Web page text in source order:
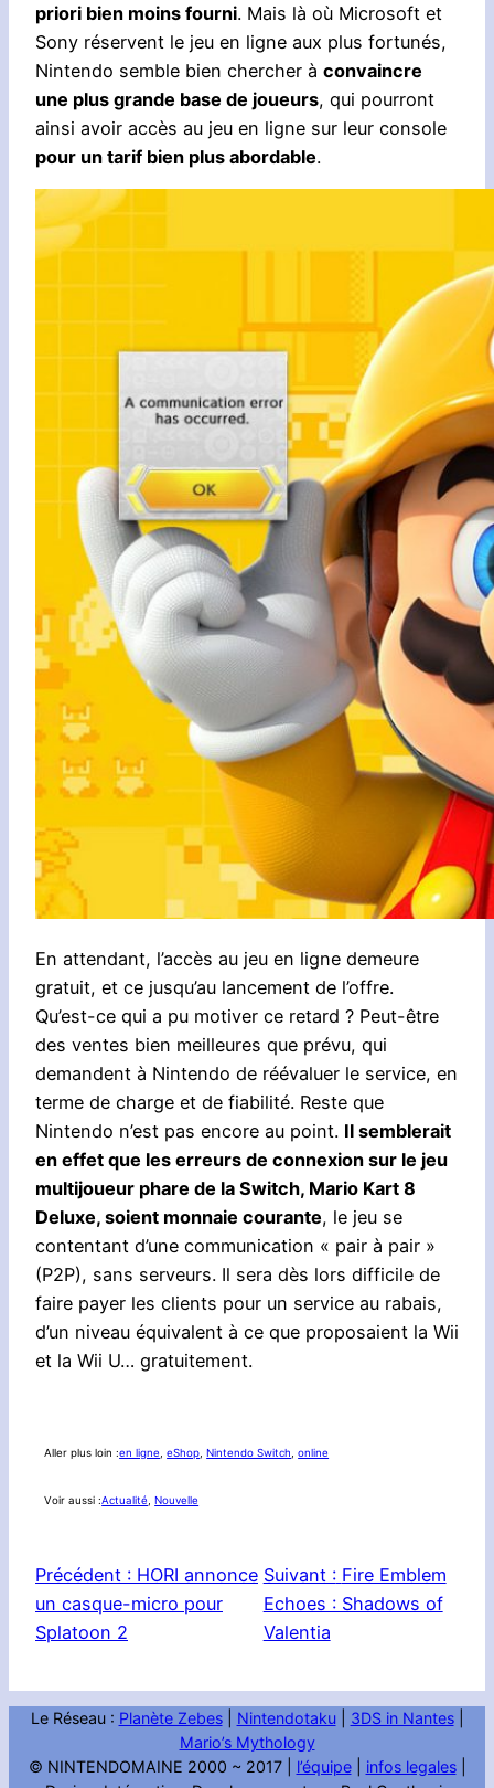
priori bien moins fourni. Mais là où Microsoft et
Sony réservent le jeu en ligne aux plus fortunés,
Nintendo semble bien chercher à convaincre
une plus grande base de joueurs, qui pourront
ainsi avoir accès au jeu en ligne sur leur console
pour un tarif bien plus abordable.
En attendant, l’accès au jeu en ligne demeure
gratuit, et ce jusqu’au lancement de l’offre.
Qu’est-ce qui a pu motiver ce retard ? Peut-être
des ventes bien meilleures que prévu, qui
demandent à Nintendo de réévaluer le service, en
terme de charge et de fiabilité. Reste que
Nintendo n’est pas encore au point. Il semblerait
en effet que les erreurs de connexion sur le jeu
multijoueur phare de la Switch, Mario Kart 8
Deluxe, soient monnaie courante, le jeu se
contentant d’une communication « pair à pair »
(P2P), sans serveurs. Il sera dès lors difficile de
faire payer les clients pour un service au rabais,
d’un niveau équivalent à ce que proposaient la Wii
et la Wii U… gratuitement.
Aller plus loin :en ligne, eShop, Nintendo Switch, online
Voir aussi :Actualité , Nouvelle
Précédent : HORI annonce
un casque-micro pour
Splatoon 2
Suivant : Fire Emblem
Echoes : Shadows of
Valentia
Le Réseau : Planète Zebes| Nintendotaku| 3DS in Nantes|
Mario’s Mythology
© NINTENDOMAINE 2000 ~ 2017 | l’équipe| infos legales|